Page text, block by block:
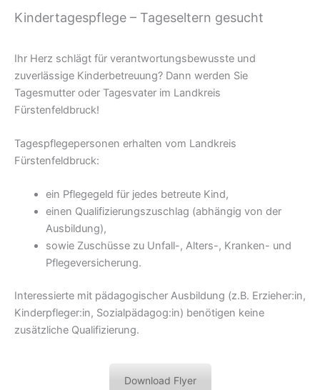
Kindertagespflege – Tageseltern gesucht
Ihr Herz schlägt für verantwortungsbewusste und
zuverlässige Kinderbetreuung? Dann werden Sie
Tagesmutter oder Tagesvater im Landkreis
Fürstenfeldbruck!
Tagespflegepersonen erhalten vom Landkreis
Fürstenfeldbruck:
ein Pflegegeld für jedes betreute Kind,
einen Qualifizierungszuschlag (abhängig von der
Ausbildung),
sowie Zuschüsse zu Unfall-, Alters-, Kranken- und
Pflegeversicherung.
Interessierte mit pädagogischer Ausbildung (z.B. Erzieher:in,
Kinderpfleger:in, Sozialpädagog:in) benötigen keine
zusätzliche Qualifizierung.
Download Flyer